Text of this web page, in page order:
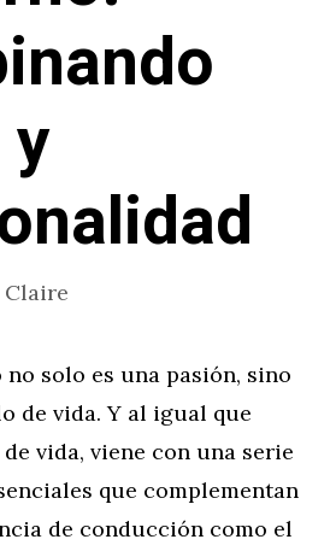
Claire
solo es una pasión, sino
de vida. Y al igual que
vida, viene con una serie
que complementan
de conducción como el